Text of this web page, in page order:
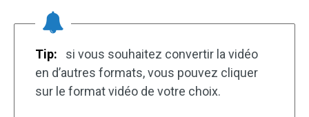
Tip:
si vous souhaitez convertir la vidéo
en d’autres formats, vous pouvez cliquer
sur le format vidéo de votre choix.